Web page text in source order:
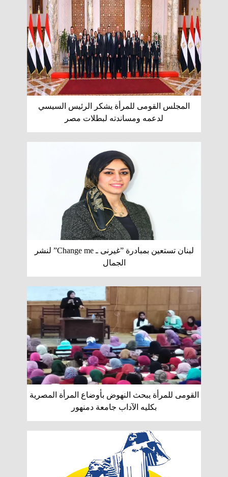
المجلس القومى للمرأة يشكر الرئيس السيسي
لدعمه ومساندته لبطلات مصر
لبنان تستعين بمبادرة ”غيرنى ـ Change me” لنشر
الجمال
القومى للمرأة يبحث النهوض بأوضاع المرأة المصرية
بكليه الآداب جامعة دمنهور